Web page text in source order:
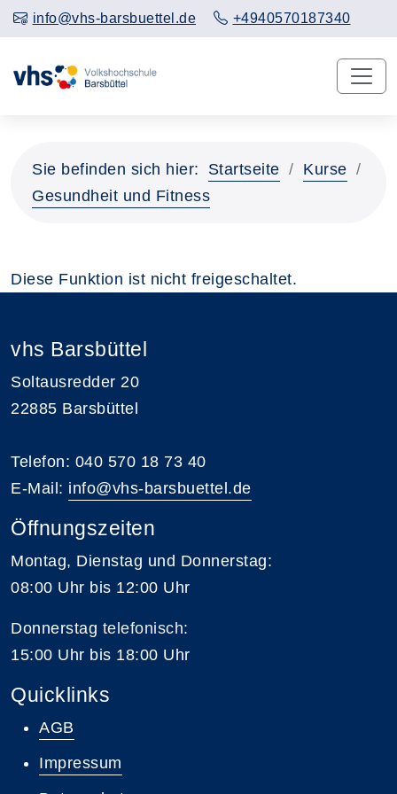
info@vhs-barsbuettel.de +4940570187340
Sie befinden sich hier: Startseite
Kurse
Gesundheit und Fitness
Diese Funktion ist nicht freigeschaltet.
vhs Barsbüttel
Soltausredder 20
22885 Barsbüttel
Telefon: 040 570 18 73 40
E-Mail: info@vhs-barsbuettel.de
Öffnungszeiten
Montag, Dienstag und Donnerstag:
08:00 Uhr bis 12:00 Uhr
Donnerstag telefonisch:
15:00 Uhr bis 18:00 Uhr
Quicklinks
AGB
Impressum